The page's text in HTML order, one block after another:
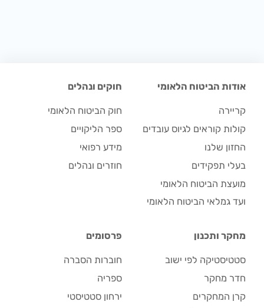
אודות הביטוח הלאומי
קריירה
קולות קוראים לגיוס עובדים
החזון שלנו
בעלי תפקידים
מועצת הביטוח הלאומי
ועד גמלאי הביטוח הלאומי
חוקים ונהלים
חוק הביטוח הלאומי
ספר הליקויים
מידע רפואי
חוזרים ונהלים
מחקר ותכנון
סטטיסטיקה לפי ישוב
חדר מחקר
קרן המחקרים
פרסומים
חוברות הסברה
ספריה
ירחון סטטיסטי